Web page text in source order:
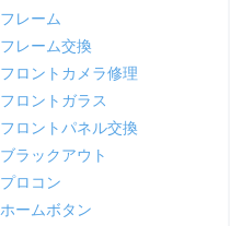
フレーム
フレーム交換
フロントカメラ修理
フロントガラス
フロントパネル交換
ブラックアウト
プロコン
ホームボタン